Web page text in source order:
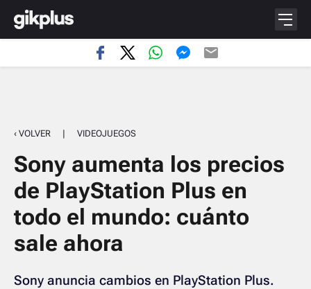
‹ VOLVER | VIDEOJUEGOS
Sony aumenta los precios
de PlayStation Plus en
todo el mundo: cuánto
sale ahora
Sony anuncia cambios en PlayStation Plus.